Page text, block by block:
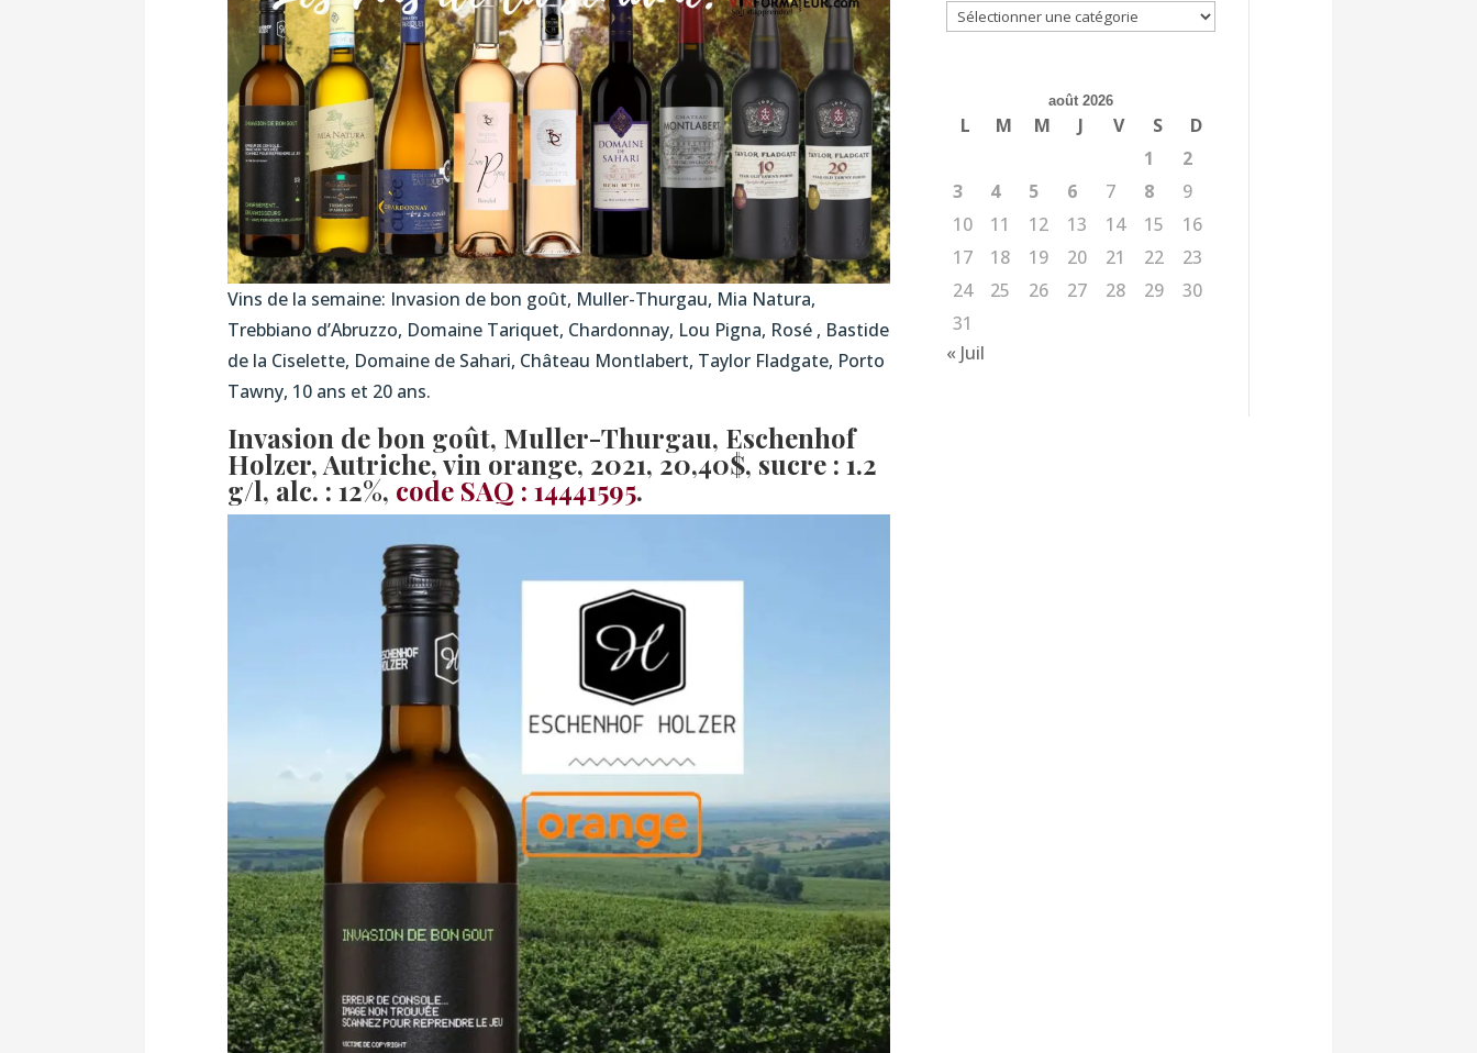
Vins de la semaine: Invasion de bon goût, Muller-Thurgau, Mia Natura,
Trebbiano d’Abruzzo, Domaine Tariquet, Chardonnay, Lou Pigna, Rosé , Bastide
de la Ciselette, Domaine de Sahari, Château Montlabert, Taylor Fladgate, Porto
Tawny, 10 ans et 20 ans.
Invasion de bon goût, Muller-Thurgau, Eschenhof
Holzer, Autriche, vin orange, 2021, 20,40$, sucre : 1.2
g/l, alc. : 12%, code SAQ : 14441595.
Catégories
août 2026
L M M J V S
D
1
2
3
4 5 6 7 8
9
10
11 12 13 14 15
16
17
18 19 20 21 22
23
24
25 26 27 28 29
30
31
« Juil